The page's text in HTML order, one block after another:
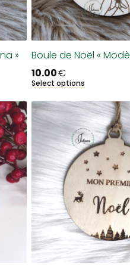
»
Boule de Noël «
10.00€
Select options